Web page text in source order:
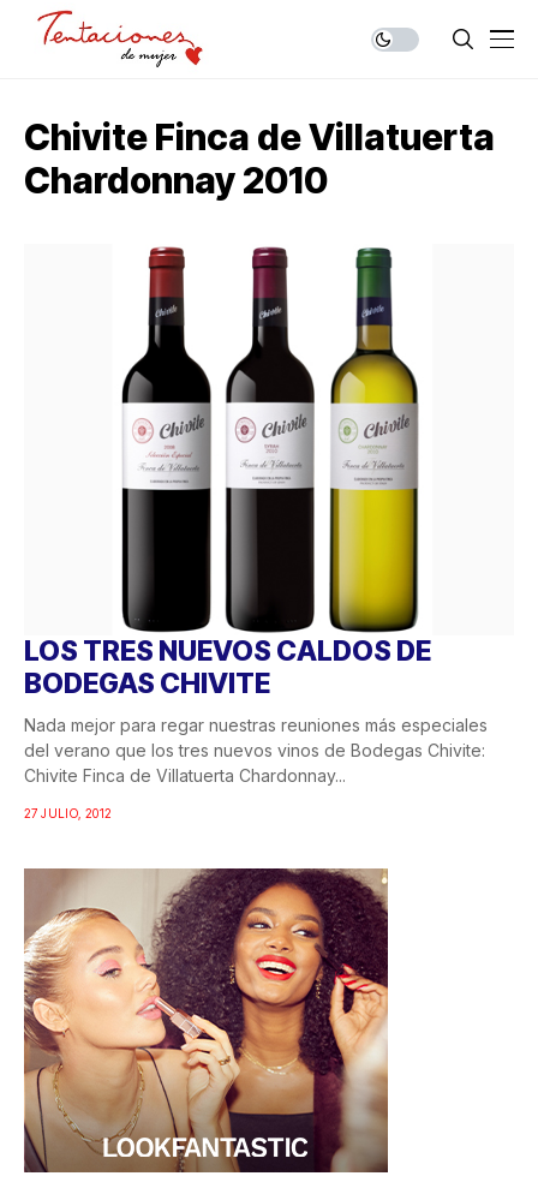
Chivite Finca de Villatuerta
Chardonnay 2010
LOS TRES NUEVOS CALDOS DE
BODEGAS CHIVITE
Nada mejor para regar nuestras reuniones más especiales
del verano que los tres nuevos vinos de Bodegas Chivite:
Chivite Finca de Villatuerta Chardonnay...
27 JULIO, 2012